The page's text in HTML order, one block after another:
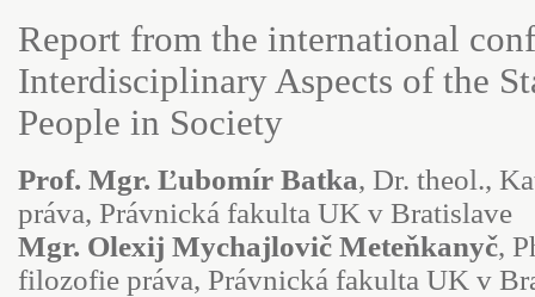
Report from the international
Interdisciplinary Aspects of the
People in Society
Prof. Mgr. Ľubomír Batka, Dr. theol.,
práva, Právnická fakulta UK v Bratislave
Mgr. Olexij Mychajlovič Meteňkanyč,
filozofie práva, Právnická fakulta UK v